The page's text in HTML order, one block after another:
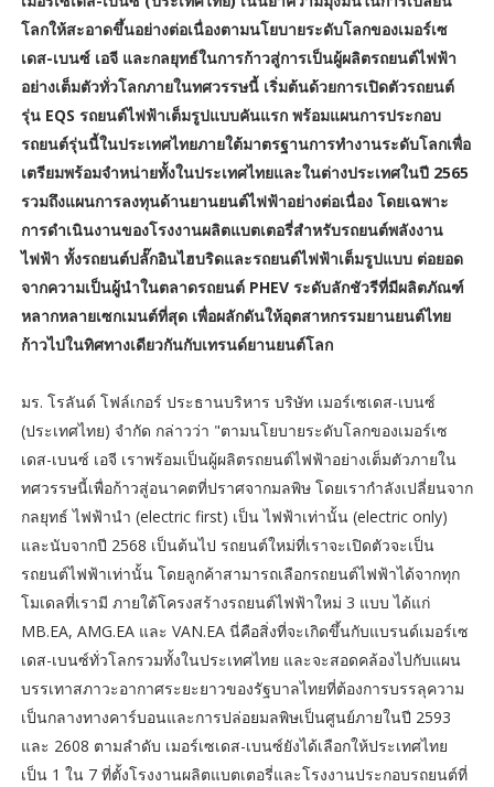
โลกให้สะอาดขึ้นอย่างต่อเนื่องตามนโยบายระดับโลกของเมอร์เซ
เดส-เบนซ์ เอจี และกลยุทธ์ในการก้าวสู่การเป็นผู้ผลิตรถยนต์ไฟฟ้า
อย่างเต็มตัวทั่วโลกภายในทศวรรษนี้ เริ่มต้นด้วยการเปิดตัวรถยนต์
รุ่น EQS รถยนต์ไฟฟ้าเต็มรูปแบบคันแรก พร้อมแผนการประกอบ
รถยนต์รุ่นนี้ในประเทศไทยภายใต้มาตรฐานการทำงานระดับโลกเพื่อ
เตรียมพร้อมจำหน่ายทั้งในประเทศไทยและในต่างประเทศในปี 2565
รวมถึงแผนการลงทุนด้านยานยนต์ไฟฟ้าอย่างต่อเนื่อง โดยเฉพาะ
การดำเนินงานของโรงงานผลิตแบตเตอรี่สำหรับรถยนต์พลังงาน
ไฟฟ้า ทั้งรถยนต์ปลั๊กอินไฮบริดและรถยนต์ไฟฟ้าเต็มรูปแบบ ต่อยอด
จากความเป็นผู้นำในตลาดรถยนต์ PHEV ระดับลักชัวรีที่มีผลิตภัณฑ์
หลากหลายเซกเมนต์ที่สุด เพื่อผลักดันให้อุตสาหกรรมยานยนต์ไทย
ก้าวไปในทิศทางเดียวกันกับเทรนด์ยานยนต์โลก
มร. โรลันด์ โฟล์เกอร์ ประธานบริหาร บริษัท เมอร์เซเดส-เบนซ์
(ประเทศไทย) จำกัด กล่าวว่า "ตามนโยบายระดับโลกของเมอร์เซ
เดส-เบนซ์ เอจี เราพร้อมเป็นผู้ผลิตรถยนต์ไฟฟ้าอย่างเต็มตัวภายใน
ทศวรรษนี้เพื่อก้าวสู่อนาคตที่ปราศจากมลพิษ โดยเรากำลังเปลี่ยนจาก
กลยุทธ์ ไฟฟ้านำ (electric first) เป็น ไฟฟ้าเท่านั้น (electric only)
และนับจากปี 2568 เป็นต้นไป รถยนต์ใหม่ที่เราจะเปิดตัวจะเป็น
รถยนต์ไฟฟ้าเท่านั้น โดยลูกค้าสามารถเลือกรถยนต์ไฟฟ้าได้จากทุก
โมเดลที่เรามี ภายใต้โครงสร้างรถยนต์ไฟฟ้าใหม่ 3 แบบ ได้แก่
MB.EA, AMG.EA และ VAN.EA นี่คือสิ่งที่จะเกิดขึ้นกับแบรนด์เมอร์เซ
เดส-เบนซ์ทั่วโลกรวมทั้งในประเทศไทย และจะสอดคล้องไปกับแผน
บรรเทาสภาวะอากาศระยะยาวของรัฐบาลไทยที่ต้องการบรรลุความ
เป็นกลางทางคาร์บอนและการปล่อยมลพิษเป็นศูนย์ภายในปี 2593
และ 2608 ตามลำดับ เมอร์เซเดส-เบนซ์ยังได้เลือกให้ประเทศไทย
เป็น 1 ใน 7 ที่ตั้งโรงงานผลิตแบตเตอรี่และโรงงานประกอบรถยนต์ที่